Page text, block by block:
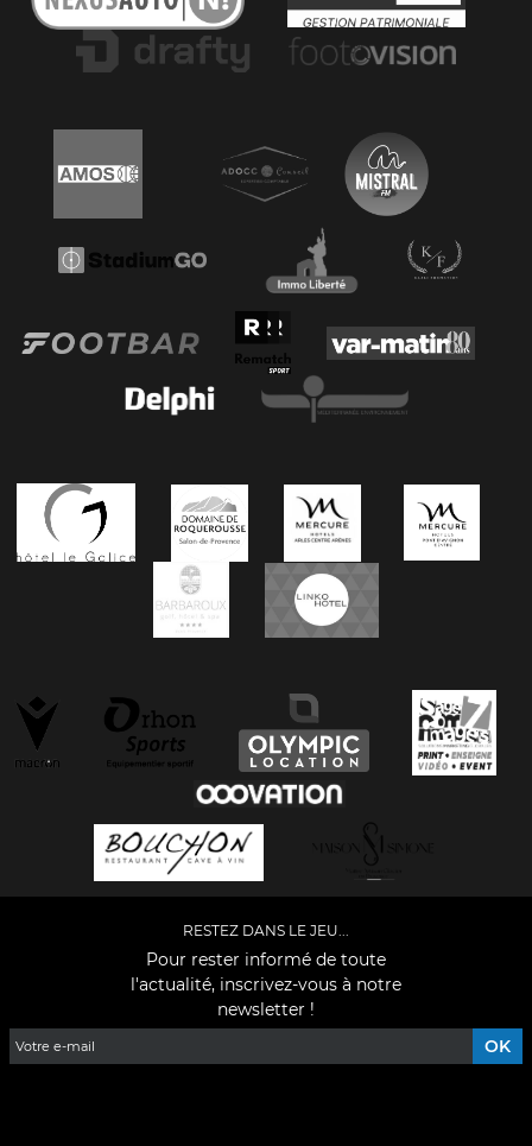
RESTEZ DANS LE JEU...
Pour rester informé de toute
l'actualité, inscrivez-vous à notre
newsletter !